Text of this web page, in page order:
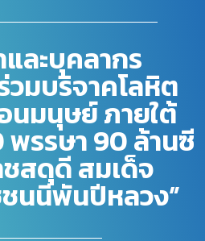
ละบุคลากร
มบริจาคโลหิต
นมนุษย์ ภายใต้
พรรษา 90 ล้านซี
ชสดุดี สมเด็จ
นนีพันปีหลวง”